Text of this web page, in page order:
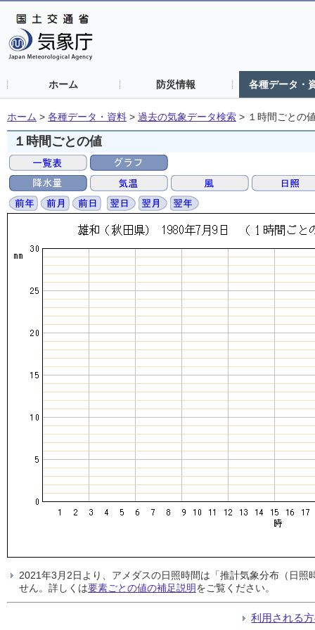
ホーム 防災情報 各種データ・
ホーム > 各種データ・資料 > 過去の気象データ検索 > １時間ごとの
１時間ごとの値
2021年3月2日より、アメダスの日照時間は「推計気象分布（日
せん。詳しくは要素ごとの値の補足説明をご覧ください。
利用される